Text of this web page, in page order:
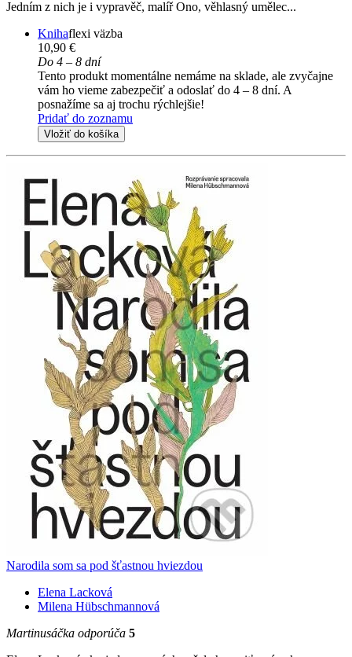
Jedním z nich je i vypravěč, malíř Ono, věhlasný umělec...
Knihaflexi väzba
10,90 €
Do 4 – 8 dní
Tento produkt momentálne nemáme na sklade, ale zvyčajne
vám ho vieme zabezpečiť a odoslať do 4 – 8 dní. A
posnažíme sa aj trochu rýchlejšie!
Pridať do zoznamu
Vložiť do košíka
Narodila som sa pod šťastnou hviezdou
Elena Lacková
Milena Hübschmannová
Martinusáčka odporúča 5